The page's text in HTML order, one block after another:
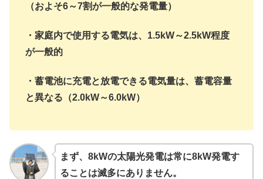
（およそ6～7割が一般的な発電量）
・家庭内で使用する電気は、1.5kW～2.5kW程度
が一般的
・蓄電池に充電と放電できる電気量は、蓄電容量
と異なる（2.0kW～6.0kW）
まず、8kWの太陽光発電は常に8kW発電す
ることは滅多にありません。